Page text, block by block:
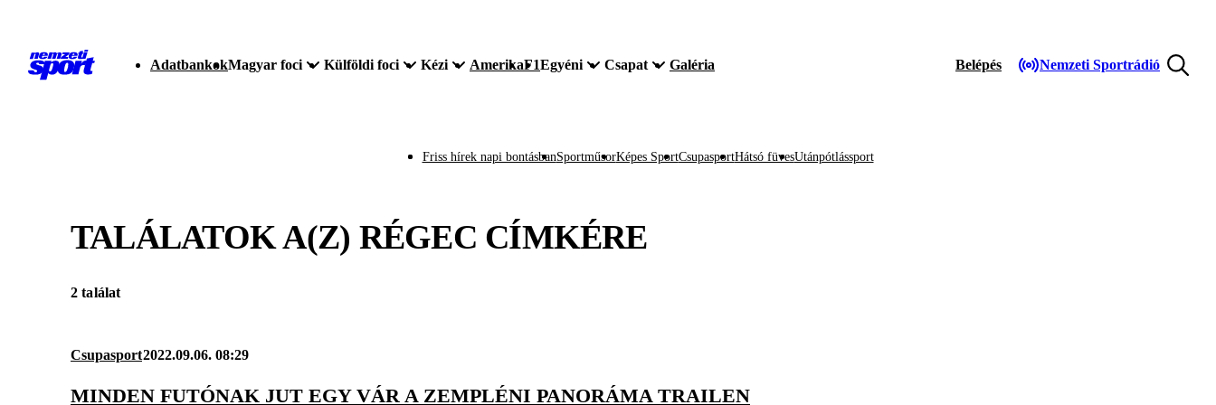
AdatbankokMagyar foci Külföldi foci Kézi AmerikaF1Egyéni Csapat Galéria Belépés Nemzeti Sportrádió
Friss hírek napi bontásbanSportműsorKépes SportCsupasportHátsó füvesUtánpótlássport
TALÁLATOK A(Z) RÉGEC CÍMKÉRE
2 találat
Csupasport2022.09.06. 08:29
MINDEN FUTÓNAK JUT EGY VÁR A ZEMPLÉNI PANORÁMA TRAILEN